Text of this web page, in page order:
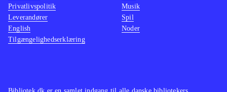
Privatlivspolitik
Leverandører
English
Tilgængelighedserklæring
Musik
Spil
Noder